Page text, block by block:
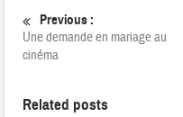
Previous :
Une demande en mariage au
cinéma
Related posts